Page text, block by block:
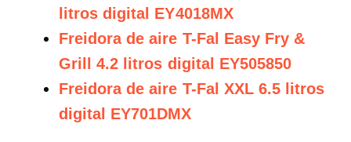
litros digital EY4018MX
Freidora de aire T-Fal Easy Fry &
Grill 4.2 litros digital EY505850
Freidora de aire T-Fal XXL 6.5 litros
digital EY701DMX